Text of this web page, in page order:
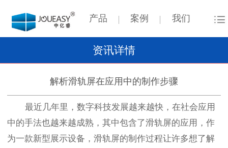
产品 案例 我们
资讯详情
解析滑轨屏在应用中的制作步骤
最近几年里，数字科技发展越来越快，在社会应用
中的手法也越来越成熟，其中包含了滑轨屏的应用，作
为一款新型展示设备，滑轨屏的制作过程让许多想了解